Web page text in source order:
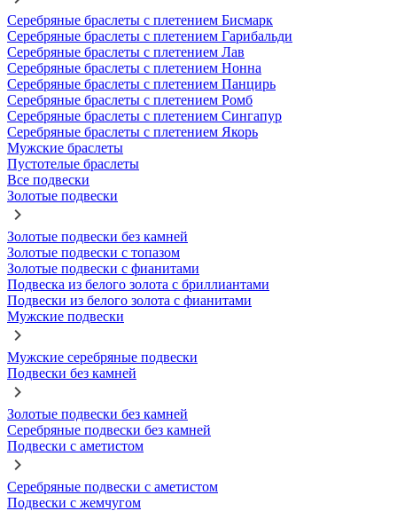
Серебряные браслеты с плетением Бисмарк
Серебряные браслеты с плетением Гарибальди
Серебряные браслеты с плетением Лав
Серебряные браслеты с плетением Нонна
Серебряные браслеты с плетением Панцирь
Серебряные браслеты с плетением Ромб
Серебряные браслеты с плетением Сингапур
Серебряные браслеты с плетением Якорь
Мужские браслеты
Пустотелые браслеты
Все подвески
Золотые подвески
Золотые подвески без камней
Золотые подвески с топазом
Золотые подвески с фианитами
Подвеска из белого золота с бриллиантами
Подвески из белого золота с фианитами
Мужские подвески
Мужские серебряные подвески
Подвески без камней
Золотые подвески без камней
Серебряные подвески без камней
Подвески с аметистом
Серебряные подвески с аметистом
Подвески с жемчугом